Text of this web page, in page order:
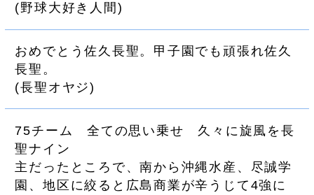
(野球大好き人間 )
おめでとう佐久長聖。甲子園でも頑張れ佐久
長聖。
(長聖オヤジ)
75チーム 全ての思い乗せ 久々に旋風を長
聖ナイン
主だったところで、南から沖縄水産、尽誠学
園、地区に絞ると広島商業が辛うじて4強に